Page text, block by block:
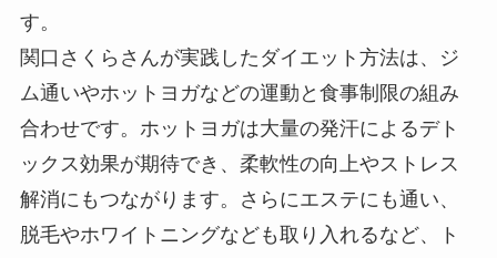
す。
関口さくらさんが実践したダイエット方法は、ジ
ム通いやホットヨガなどの運動と食事制限の組み
合わせです。ホットヨガは大量の発汗によるデト
ックス効果が期待でき、柔軟性の向上やストレス
解消にもつながります。さらにエステにも通い、
脱毛やホワイトニングなども取り入れるなど、ト